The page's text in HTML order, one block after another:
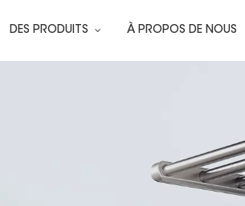
DES PRODUITS À PROPOS DE NOUS